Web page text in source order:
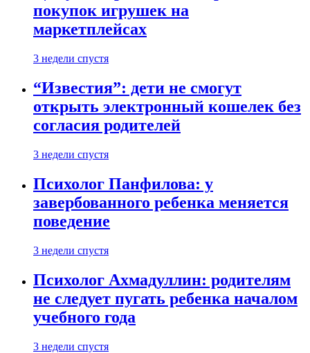
покупок игрушек на
маркетплейсах
3 недели спустя
“Известия”: дети не смогут
открыть электронный кошелек без
согласия родителей
3 недели спустя
Психолог Панфилова: у
завербованного ребенка меняется
поведение
3 недели спустя
Психолог Ахмадуллин: родителям
не следует пугать ребенка началом
учебного года
3 недели спустя